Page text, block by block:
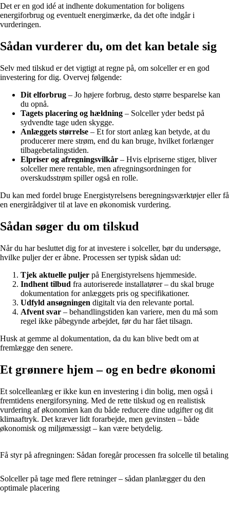
Det er en god idé at indhente dokumentation for boligens
energiforbrug og eventuelt energimærke, da det ofte indgår i
vurderingen.
Sådan vurderer du, om det kan betale sig
Selv med tilskud er det vigtigt at regne på, om solceller er en god
investering for dig. Overvej følgende:
Dit elforbrug – Jo højere forbrug, desto større besparelse kan
du opnå.
Tagets placering og hældning – Solceller yder bedst på
sydvendte tage uden skygge.
Anlæggets størrelse – Et for stort anlæg kan betyde, at du
producerer mere strøm, end du kan bruge, hvilket forlænger
tilbagebetalingstiden.
Elpriser og afregningsvilkår – Hvis elpriserne stiger, bliver
solceller mere rentable, men afregningsordningen for
overskudsstrøm spiller også en rolle.
Du kan med fordel bruge Energistyrelsens beregningsværktøjer eller få
en energirådgiver til at lave en økonomisk vurdering.
Sådan søger du om tilskud
Når du har besluttet dig for at investere i solceller, bør du undersøge,
hvilke puljer der er åbne. Processen ser typisk sådan ud:
Tjek aktuelle puljer på Energistyrelsens hjemmeside.
Indhent tilbud fra autoriserede installatører – du skal bruge
dokumentation for anlæggets pris og specifikationer.
Udfyld ansøgningen digitalt via den relevante portal.
Afvent svar – behandlingstiden kan variere, men du må som
regel ikke påbegynde arbejdet, før du har fået tilsagn.
Husk at gemme al dokumentation, da du kan blive bedt om at
fremlægge den senere.
Et grønnere hjem – og en bedre økonomi
Et solcelleanlæg er ikke kun en investering i din bolig, men også i
fremtidens energiforsyning. Med de rette tilskud og en realistisk
vurdering af økonomien kan du både reducere dine udgifter og dit
klimaaftryk. Det kræver lidt forarbejde, men gevinsten – både
økonomisk og miljømæssigt – kan være betydelig.
Få styr på afregningen: Sådan foregår processen fra solcelle til betaling
Solceller på tage med flere retninger – sådan planlægger du den
optimale placering